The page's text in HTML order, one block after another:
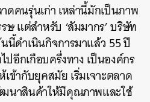
ดคนรุ่นเก่า เหล่านี้มักเป็นภาพ
แต่สำหรับ ‘สัมมากร’ บริษัท
ดำเนินกิจการมาแล้ว 55 ปี
ปอีกเกือบครึ่งทาง เป็นองค์กร
ข้ากับยุคสมัย เริ่มเจาะตลาด
าสินค้าให้มีคุณภาพและใช้